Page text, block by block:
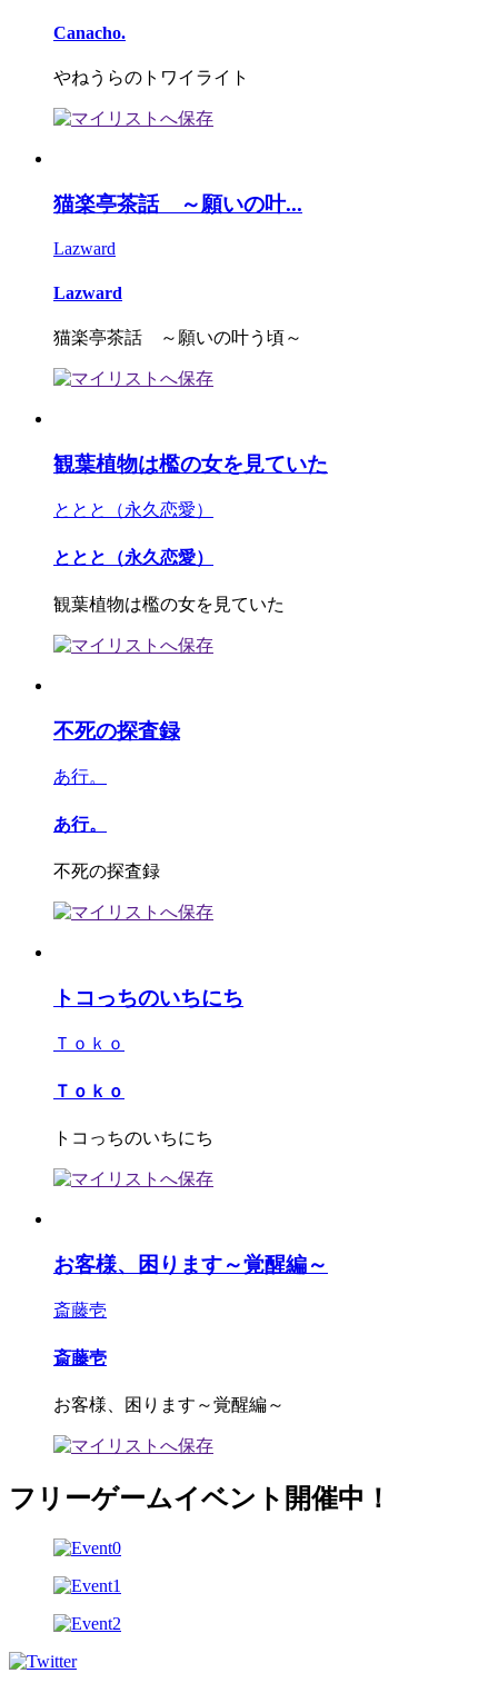
Canacho.
やねうらのトワイライト
猫楽亭茶話 ～願いの叶...
Lazward
Lazward
猫楽亭茶話 ～願いの叶う頃～
観葉植物は檻の女を見ていた
ととと（永久恋愛）
ととと（永久恋愛）
観葉植物は檻の女を見ていた
不死の探査録
あ行。
あ行。
不死の探査録
トコっちのいちにち
Ｔｏｋｏ
Ｔｏｋｏ
トコっちのいちにち
お客様、困ります～覚醒編～
斎藤壱
斎藤壱
お客様、困ります～覚醒編～
フリーゲームイベント開催中！